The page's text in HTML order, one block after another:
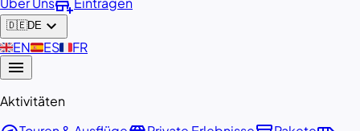
add_business
🇩🇪DE expand_more
🇬🇧EN🇪🇸ES🇫🇷FR
menu
Aktivitäten